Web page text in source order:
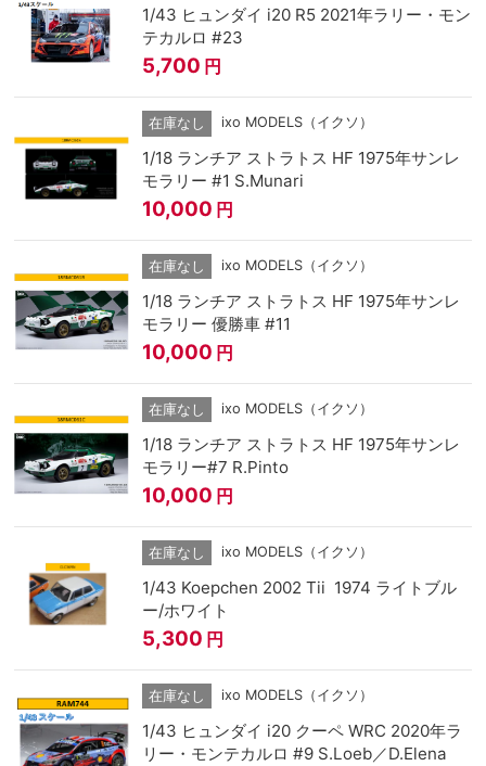
1/43 ヒュンダイ i20 R5 2021年ラリー・モン
テカルロ #23
5,700 円
在庫なし ixo MODELS（イクソ）
1/18 ランチア ストラトス HF 1975年サンレ
モラリー #1 S.Munari
10,000 円
在庫なし ixo MODELS（イクソ）
1/18 ランチア ストラトス HF 1975年サンレ
モラリー 優勝車 #11
10,000 円
在庫なし ixo MODELS（イクソ）
1/18 ランチア ストラトス HF 1975年サンレ
モラリー#7 R.Pinto
10,000 円
在庫なし ixo MODELS（イクソ）
1/43 Koepchen 2002 Tii 1974 ライトブル
ー/ホワイト
5,300 円
在庫なし ixo MODELS（イクソ）
1/43 ヒュンダイ i20 クーペ WRC 2020年ラ
リー・モンテカルロ #9 S.Loeb／D.Elena